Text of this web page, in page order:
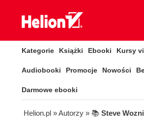
Kategorie Książki Ebooki Kursy
Audiobooki Promocje Nowości
Darmowe ebooki
Helion.pl » Autorzy » 📚 Steve